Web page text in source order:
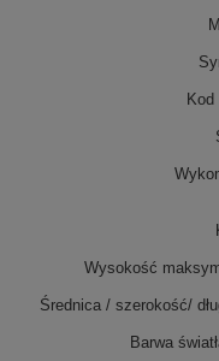
Kod
Wysokość
Średnica / szerokość/
Barwa